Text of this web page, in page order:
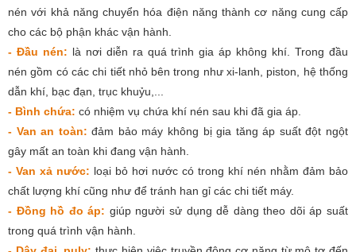
nén với khả năng chuyển hóa điện năng thành cơ năng cung cấp
cho các bộ phận khác vận hành.
- Đầu nén: là nơi diễn ra quá trình gia áp không khí. Trong đầu
nén gồm có các chi tiết nhỏ bên trong như xi-lanh, piston, hệ thống
dẫn khí, bạc đạn, trục khuỷu,...
- Bình chứa: có nhiệm vụ chứa khí nén sau khi đã gia áp.
- Van an toàn: đảm bảo máy không bị gia tăng áp suất đột ngột
gây mất an toàn khi đang vận hành.
- Van xả nước: loại bỏ hơi nước có trong khí nén nhằm đảm bảo
chất lượng khí cũng như để tránh han gỉ các chi tiết máy.
- Đồng hồ đo áp: giúp người sử dụng dễ dàng theo dõi áp suất
trong quá trình vận hành.